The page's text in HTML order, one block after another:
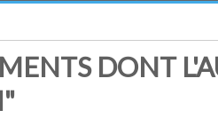
DONT